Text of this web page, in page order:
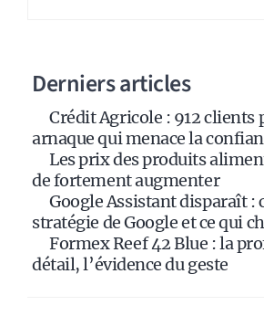
Derniers articles
Crédit Agricole : 912 clients
arnaque qui menace la
Les prix des produits
de fortement augmenter
Google Assistant disparaît :
stratégie de Google et ce qui
Formex Reef 42 Blue : la
détail, l’évidence du geste